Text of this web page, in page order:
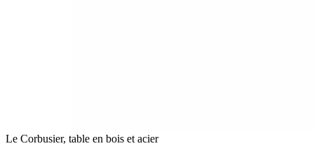
Le Corbusier, table en bois et acier